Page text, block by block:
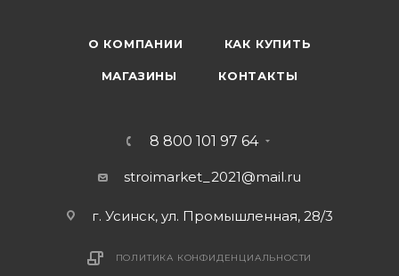
О КОМПАНИИ КАК КУПИТЬ
МАГАЗИНЫ КОНТАКТЫ
8 800 101 97 64
stroimarket_2021@mail.ru
г. Усинск, ул. Промышленная, 28/3
ПОЛИТИКА КОНФИДЕНЦИАЛЬНОСТИ